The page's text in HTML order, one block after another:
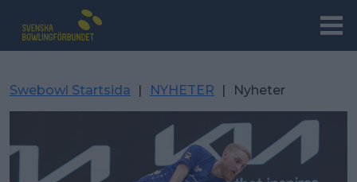
Swebowl Startsida | NYHETER | Nyheter